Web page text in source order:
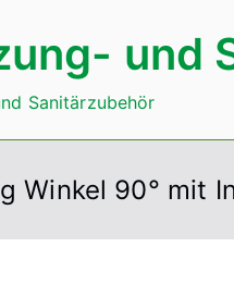
und
Sanitärzubehör
Winkel 90° mit